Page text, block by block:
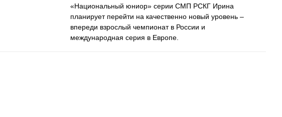
«Национальный юниор» серии СМП РСКГ Ирина
планирует перейти на качественно новый уровень –
впереди взрослый чемпионат в России и
международная серия в Европе.